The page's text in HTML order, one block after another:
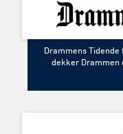
Drammens
dekker Drammen